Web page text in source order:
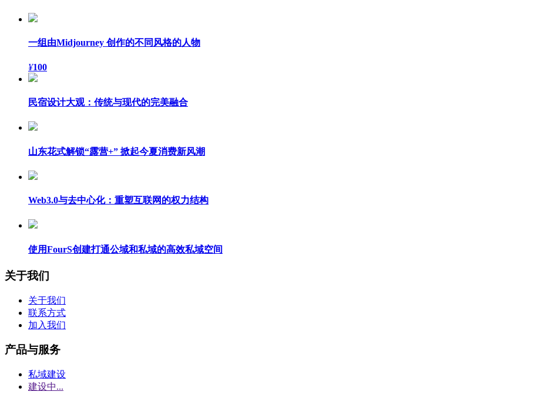
一组由Midjourney 创作的不同风格的人物
¥100
民宿设计大观：传统与现代的完美融合
山东花式解锁“露营+” 掀起今夏消费新风潮
Web3.0与去中心化：重塑互联网的权力结构
使用FourS创建打通公域和私域的高效私域空间
关于我们
关于我们
联系方式
加入我们
产品与服务
私域建设
建设中...